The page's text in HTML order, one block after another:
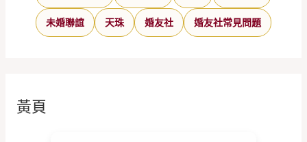
未婚聯誼 天珠 婚友社 婚友社常見問題
黃頁